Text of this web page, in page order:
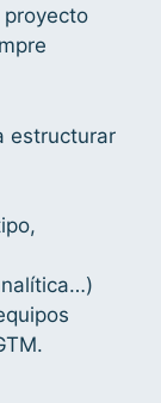
estructurar